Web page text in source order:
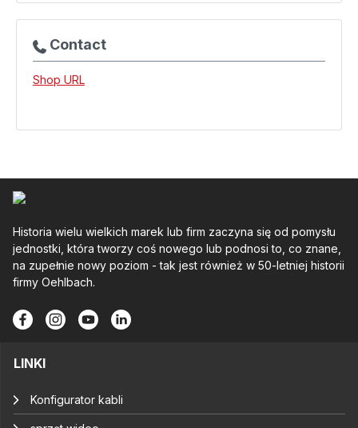
Contact
Shop URL
Historia wielu wielkich marek lub firm zaczyna się od pomysłu
jednostki, która tworzy coś nowego lub podnosi to, co znane,
na zupełnie nowy poziom - tak jest również w 50-letniej historii
firmy Oehlbach.
LINKI
Konfigurator kabli